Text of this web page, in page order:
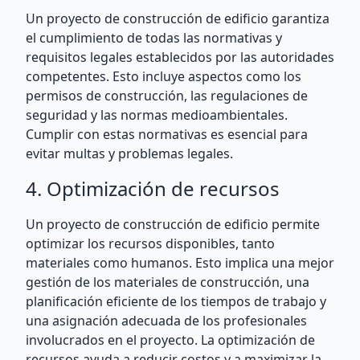
Un proyecto de construcción de edificio garantiza
el cumplimiento de todas las normativas y
requisitos legales establecidos por las autoridades
competentes. Esto incluye aspectos como los
permisos de construcción, las regulaciones de
seguridad y las normas medioambientales.
Cumplir con estas normativas es esencial para
evitar multas y problemas legales.
4. Optimización de recursos
Un proyecto de construcción de edificio permite
optimizar los recursos disponibles, tanto
materiales como humanos. Esto implica una mejor
gestión de los materiales de construcción, una
planificación eficiente de los tiempos de trabajo y
una asignación adecuada de los profesionales
involucrados en el proyecto. La optimización de